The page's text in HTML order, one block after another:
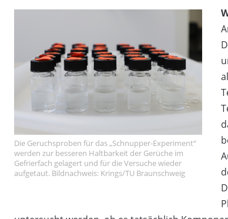
Die Geruchsproben für das „Schnupper-Experiment“
werden zur besseren Haltbarkeit der Gerüche im
Gefrierfach gelagert und für die Versuche wieder
aufgetaut. Bildnachweis: Krings/TU Braunschweig